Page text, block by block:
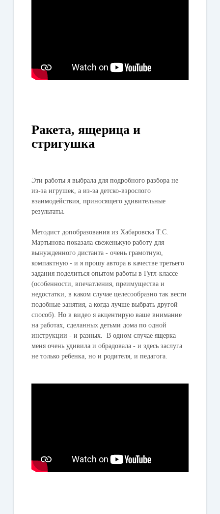
Ракета, ящерица и
стригушка
Эти работы я выбрала для подробного разбора не
из-за игрушек, а из-за детско-взрослого
взаимодействия, приносящего удивительные
результаты.
Методист допобразования из Хабаровска Т.С.
Мартынова показала свеженькую работу для
вынужденного дистанта - очень грамотную,
компактную - и я прошу автора в качестве третьего
задания поделиться опытом работы в Гугл-классе
(особенности, впечатления, преимущества и
недостатки, в каком случае целесообразно так вести
подобные занятия, а когда лучше выбрать другой
способ). Но в видео я акцентирую ваше внимание
на работах, сделанных детьми дома по одной
инструкции - и разных. В одном случае ящерка
меня очень удивила и обрадовала - и здесь заслуга
не только ребенка, но и родителя, и педагога.